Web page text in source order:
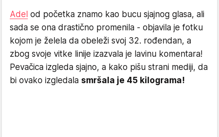
Adel od početka znamo kao bucu sjajnog glasa, ali
sada se ona drastično promenila - objavila je fotku
kojom je želela da obeleži svoj 32. rođendan, a
zbog svoje vitke linije izazvala je lavinu komentara!
Pevačica izgleda sjajno, a kako pišu strani mediji, da
bi ovako izgledala smršala je 45 kilograma!